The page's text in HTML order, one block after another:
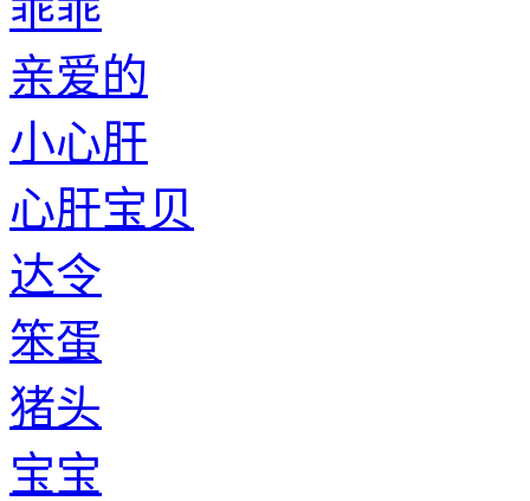
亲爱的
小心肝
心肝宝贝
达令
笨蛋
猪头
宝宝